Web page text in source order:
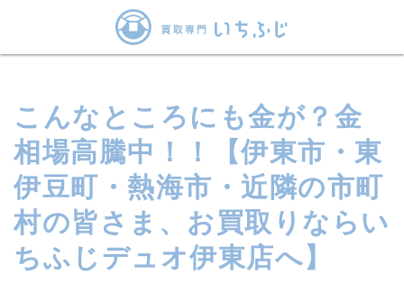
こんなところにも金が？金
相場高騰中！！【伊東市・東
伊豆町・熱海市・近隣の市町
村の皆さま、お買取りならい
ちふじデュオ伊東店へ】